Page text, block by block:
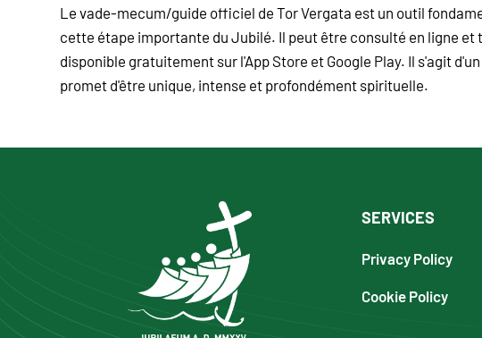
Le vade-mecum/guide officiel de Tor Vergata est un outil
cette étape importante du Jubilé. Il peut être consulté en ligne
disponible gratuitement sur l'App Store et Google Play. Il s'agit
promet d'être unique, intense et profondément spirituelle.
SERVICES
Privacy Policy
Cookie Policy